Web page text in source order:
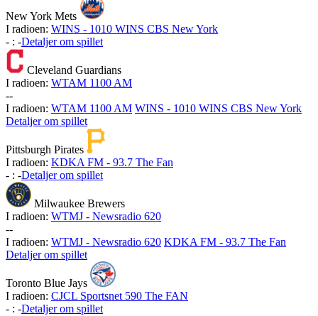
New York Mets
I radioen: WINS - 1010 WINS CBS New York
- : -Detaljer om spillet
Cleveland Guardians
I radioen: WTAM 1100 AM
--
I radioen: WTAM 1100 AM WINS - 1010 WINS CBS New York
Detaljer om spillet
Pittsburgh Pirates
I radioen: KDKA FM - 93.7 The Fan
- : -Detaljer om spillet
Milwaukee Brewers
I radioen: WTMJ - Newsradio 620
--
I radioen: WTMJ - Newsradio 620 KDKA FM - 93.7 The Fan
Detaljer om spillet
Toronto Blue Jays
I radioen: CJCL Sportsnet 590 The FAN
- : -Detaljer om spillet